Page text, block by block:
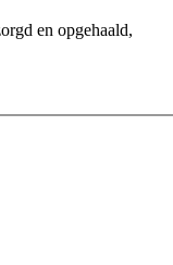
en opgehaald,